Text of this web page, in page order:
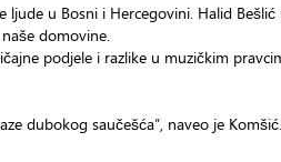
u Bosni i Hercegovini. Halid
domovine.
podjele i razlike u muzičkim
dubokog saučešća”, naveo je Komšić.